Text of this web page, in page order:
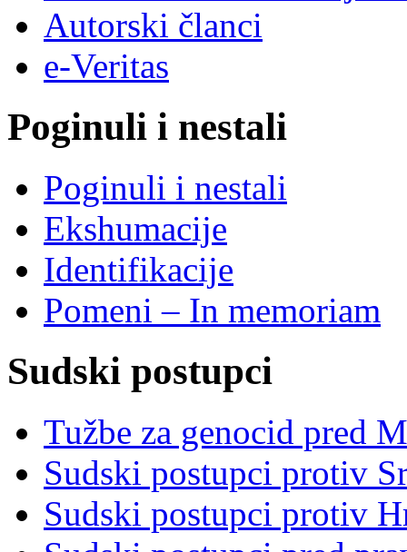
Autorski članci
e-Veritas
Poginuli i nestali
Poginuli i nestali
Ekshumacije
Identifikacije
Pomeni – In memoriam
Sudski postupci
Tužbe za genocid pred
Sudski postupci protiv
Sudski postupci protiv